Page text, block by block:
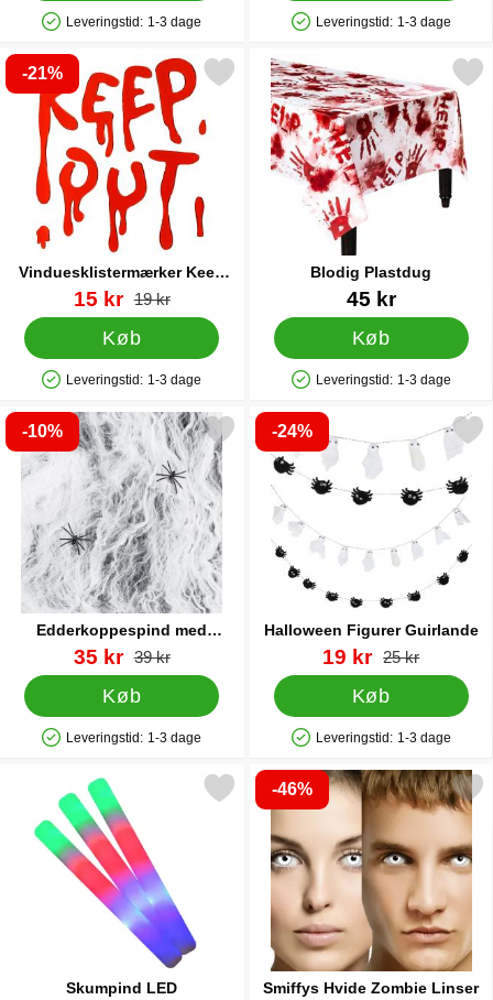
Produkttilgængelighed: På lager
Leveringstid: 1-3 dage
Produkttilgængelighed: På lager
Leveringstid: 1-3 dage
-21%
Vinduesklistermærker Keep
Out
Varenr 88513
pris
15 kr pris
19 kr
Køb
Produkttilgængelighed: På lager
Leveringstid: 1-3 dage
Markér vinduesklistermærker Keep Out som favorit
Blodig Plastdug
Varenr 2420945 kr
Køb
Produkttilgængelighed: På lager
Leveringstid: 1-3 dage
Markér blodig
-10%
Edderkoppespind med
Edderkopper 200g
Varenr 88521
pris
35 kr pris
39 kr
Køb
Produkttilgængelighed: På lager
Leveringstid: 1-3 dage
edderkoppespind med Edderkopper 200g som favorit
-24%
Halloween Figurer Guirlande
Varenr 88949
pris
19 kr pris
25 kr
Køb
Produkttilgængelighed: På lager
Leveringstid: 1-3 dage
Markér halloween Figurer
Skumpind LED
Markér skumpind LED som favorit
-46%
Smiffys Hvide Zombie Linser
Markér smiffys Hvide